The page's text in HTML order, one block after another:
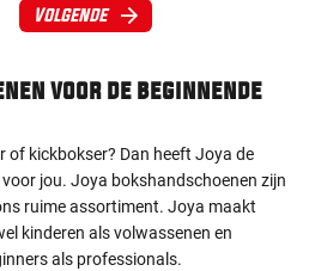
Volgende
voor de beginnende
of kickbokser? Dan heeft Joya de
jou. Joya bokshandschoenen zijn
ruime assortiment. Joya maakt
kinderen als volwassenen en
als professionals.